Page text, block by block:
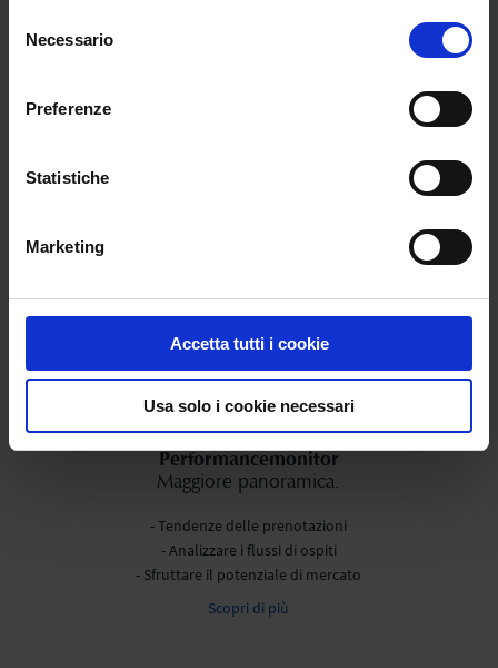
delNecessario
Preferenze
Statistiche
Marketing
Accetta tutti i cookie
Usa solo i cookie necessari
Performancemonitor
Maggiore panoramica.
- Tendenze delle prenotazioni
- Analizzare i flussi di ospiti
- Sfruttare il potenziale di mercato
Scopri di più